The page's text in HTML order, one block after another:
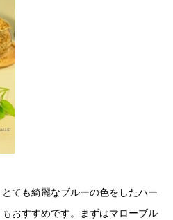
とても綺麗なブルーの色をしたハー
おすすめです。まずはマローブル